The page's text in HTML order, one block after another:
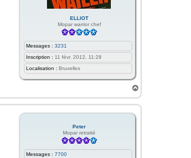
ELLIOT
Mopar warrior chef
Messages : 3231
Inscription : 11 févr. 2012, 11:28
Localisation : Bruxelles
a
t
Peter
Mopar retraité
Messages : 7700